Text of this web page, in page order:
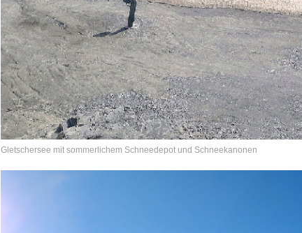
Gletschersee mit sommerlichem Schneedepot und Schneekanonen